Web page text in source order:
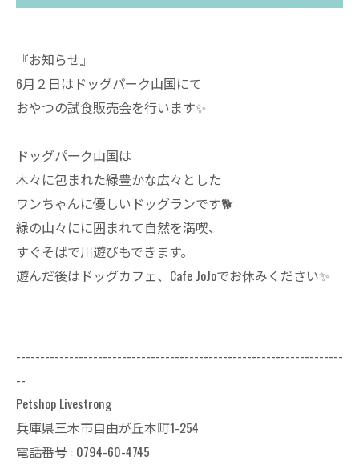
『お知らせ』
6月２日はドッグパーク山国にて
おやつの試食販売会を行います✨
ドッグパーク山国は
木々に包まれた緑豊かな広々とした
ワンちゃんに優しいドッグランです🐕
緑の山々にに囲まれて自然を満喫、
すぐそばで川遊びもできます。
遊んだ後はドッグカフェ、Cafe JoJoでお休みください✨
--------------------------------------------------------------------
--
Petshop Livestrong
兵庫県三木市自由が丘本町1-254
電話番号 : 0794-60-4745